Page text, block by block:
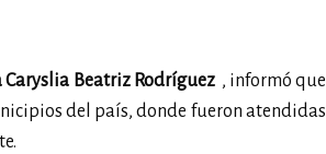
Caryslia Beatriz Rodríguez, informó que
del país, donde fueron atendidas